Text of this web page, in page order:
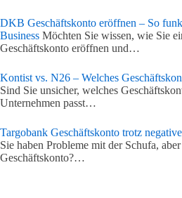
DKB Geschäftskonto eröffnen – So
Business Möchten Sie wissen, wie Sie
Geschäftskonto eröffnen und…
Kontist vs. N26 – Welches
Sind Sie unsicher, welches
Unternehmen passt…
Targobank Geschäftskonto trotz
Sie haben Probleme mit der Schufa,
Geschäftskonto?…